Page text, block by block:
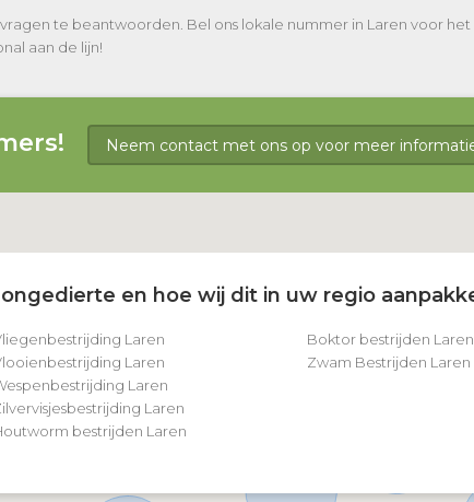
te beantwoorden. Bel ons lokale nummer in Laren voor het
aan de lijn!
Neem contact met ons op voor meer
en hoe wij dit in uw regio
Laren
Laren
Laren
Laren
bestrijden Laren
Boktor bestrijden Laren
Zwam Bestrijden Laren